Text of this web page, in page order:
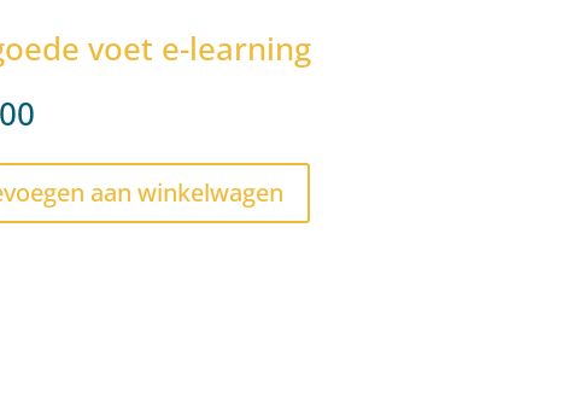
voet e-learning
aan winkelwagen